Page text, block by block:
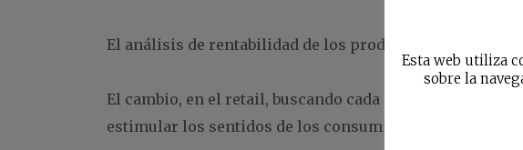
El análisis de rentabilidad de los productos y del equipo
El cambio, en el retail, buscando cada día más las
estimular los sentidos de los consumidores; es decir,
Esta web utiliza
sobre la